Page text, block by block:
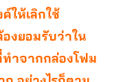
ให้เลิกใช้
องยอมรับว่าใน
ำจากกล่องโฟม